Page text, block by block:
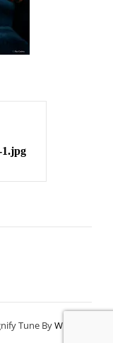
1.jpg
Tune ByWEN